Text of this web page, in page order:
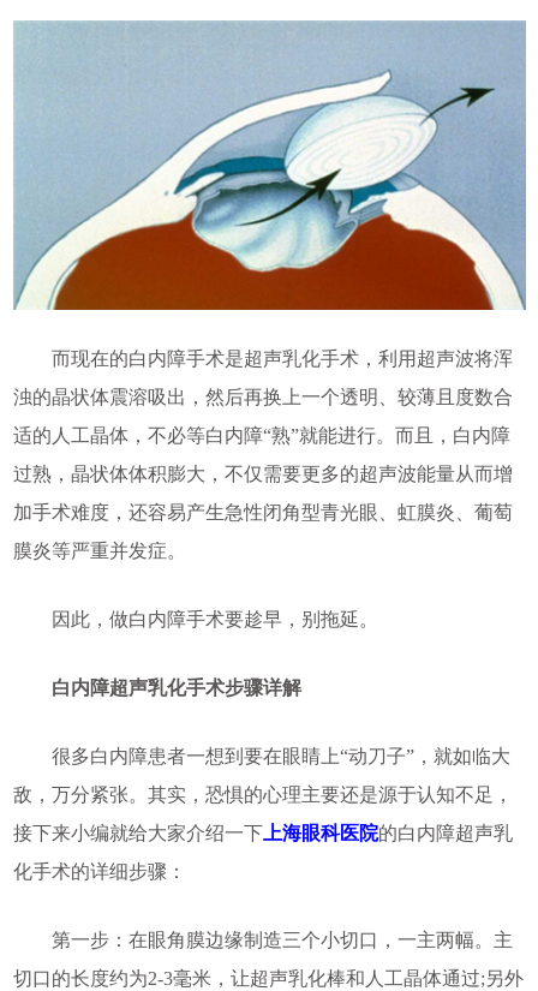
而现在的白内障手术是超声乳化手术，利用超声波将浑
浊的晶状体震溶吸出，然后再换上一个透明、较薄且度数合
适的人工晶体，不必等白内障“熟”就能进行。而且，白内障
过熟，晶状体体积膨大，不仅需要更多的超声波能量从而增
加手术难度，还容易产生急性闭角型青光眼、虹膜炎、葡萄
膜炎等严重并发症。
因此，做白内障手术要趁早，别拖延。
白内障超声乳化手术步骤详解
很多白内障患者一想到要在眼睛上“动刀子”，就如临大
敌，万分紧张。其实，恐惧的心理主要还是源于认知不足，
接下来小编就给大家介绍一下上海眼科医院的白内障超声乳
化手术的详细步骤：
第一步：在眼角膜边缘制造三个小切口，一主两幅。主
切口的长度约为2-3毫米，让超声乳化棒和人工晶体通过;另外